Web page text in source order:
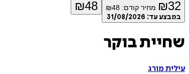
₪32 מחיר קודם: ₪48
במבצע עד: 31/08/2026
₪48
שחיית בוקר
עילית מורג